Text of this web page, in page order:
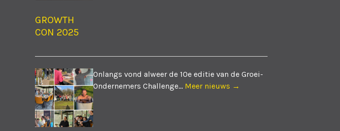
GROWTH
CON 2025
Onlangs vond alweer de 10e editie van de Groei-
Ondernemers Challenge... Meer nieuws →